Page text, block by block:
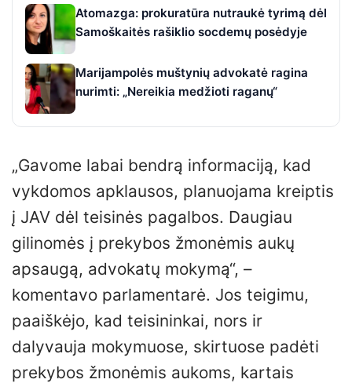
Atomazga: prokuratūra nutraukė tyrimą dėl
Samoškaitės rašiklio socdemų posėdyje
Marijampolės muštynių advokatė ragina
nurimti: „Nereikia medžioti raganų“
„Gavome labai bendrą informaciją, kad
vykdomos apklausos, planuojama kreiptis
į JAV dėl teisinės pagalbos. Daugiau
gilinomės į prekybos žmonėmis aukų
apsaugą, advokatų mokymą“, –
komentavo parlamentarė. Jos teigimu,
paaiškėjo, kad teisininkai, nors ir
dalyvauja mokymuose, skirtuose padėti
prekybos žmonėmis aukoms, kartais